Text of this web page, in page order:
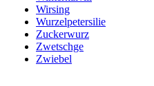
Wirsing
Wurzelpetersilie
Zuckerwurz
Zwetschge
Zwiebel